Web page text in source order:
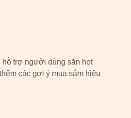
hỗ trợ người dùng săn hot
các gợi ý mua sắm hiệu